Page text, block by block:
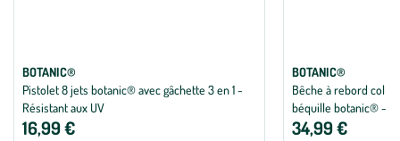
BOTANIC®
Pistolet 8 jets botanic® avec gâchette 3 en 1 -
Résistant aux UV
16,99 €
BOTANIC®
Bêche à rebord col
béquille botanic® -
34,99 €